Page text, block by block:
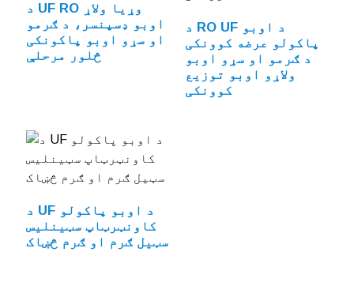
د UF RO وړیا ولاړ
اوبو ډسپنسر، د ګرمو
او سړو اوبو پاکونکی
څلور مرحلې
د RO UF د اوبو
پاکولو عرضه کوونکی
د ګرمو او سړو اوبو
ولاړو اوبو توزیع
کوونکی
د UF د اوبو پاکولو
کاونټرټاپ سټینلیس
سټیل ګرم او ګرم څښاک